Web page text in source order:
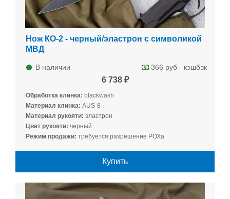
Нож КО-2 - черный/эластрон с символикой
МВД
В наличии 366 руб - кэшбэк
6 738 ₽
Обработка клинка: blackwash
Материал клинка: AUS-8
Материал рукояти: эластрон
Цвет рукояти: черный
Режим продажи: требуется разрешение РОХа
Купить